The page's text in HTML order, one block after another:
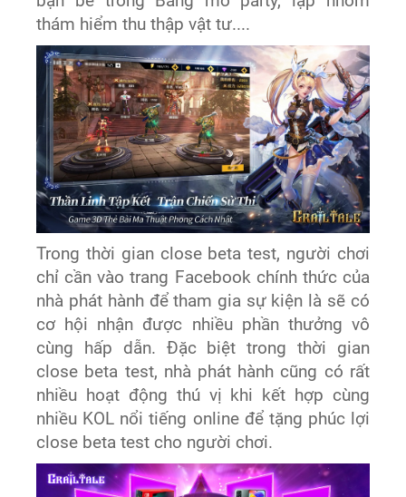
thám hiểm thu thập vật tư....
Trong thời gian close beta test, người chơi
chỉ cần vào trang Facebook chính thức của
nhà phát hành để tham gia sự kiện là sẽ có
cơ hội nhận được nhiều phần thưởng vô
cùng hấp dẫn. Đặc biệt trong thời gian
close beta test, nhà phát hành cũng có rất
nhiều hoạt động thú vị khi kết hợp cùng
nhiều KOL nổi tiếng online để tặng phúc lợi
close beta test cho người chơi.